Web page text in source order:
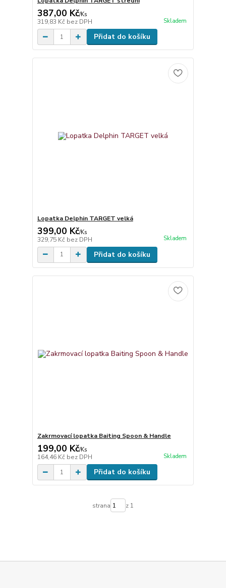
387,00 Kč/Ks
319,83 Kč bez DPH Skladem
Přidat do košíku
Lopatka Delphin TARGET velká
399,00 Kč/Ks
329,75 Kč bez DPH Skladem
Přidat do košíku
Zakrmovací lopatka Baiting Spoon & Handle
199,00 Kč/Ks
164,46 Kč bez DPH Skladem
Přidat do košíku
strana z 1